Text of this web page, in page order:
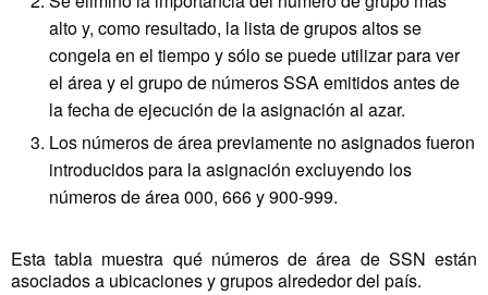
alto y, como resultado, la lista de grupos altos se
congela en el tiempo y sólo se puede utilizar para ver
el área y el grupo de números SSA emitidos antes de
la fecha de ejecución de la asignación al azar.
Los números de área previamente no asignados fueron
introducidos para la asignación excluyendo los
números de área 000, 666 y 900-999.
Esta tabla muestra qué números de área de SSN están
asociados a ubicaciones y grupos alrededor del país.